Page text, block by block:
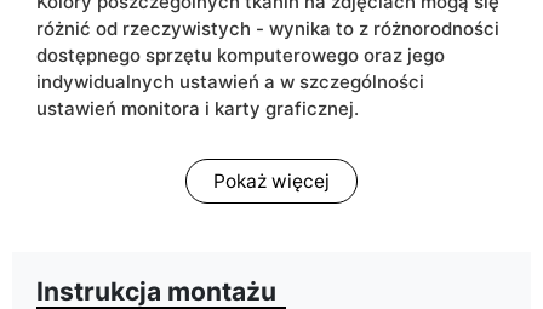
różnić od rzeczywistych - wynika to z różnorodności
dostępnego sprzętu komputerowego oraz jego
indywidualnych ustawień a w szczególności
ustawień monitora i karty graficznej.
Pokaż więcej
Instrukcja montażu